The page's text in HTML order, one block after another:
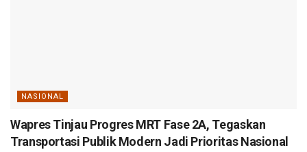
NASIONAL
Wapres Tinjau Progres MRT Fase 2A, Tegaskan
Transportasi Publik Modern Jadi Prioritas Nasional